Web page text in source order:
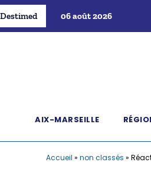
06 août 2026
AIX-MARSEILLE
Accueil » non classés »